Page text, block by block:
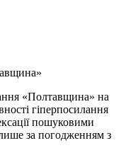
«Полтавщина» на
гіперпосилання
пошуковими
за погодженням з